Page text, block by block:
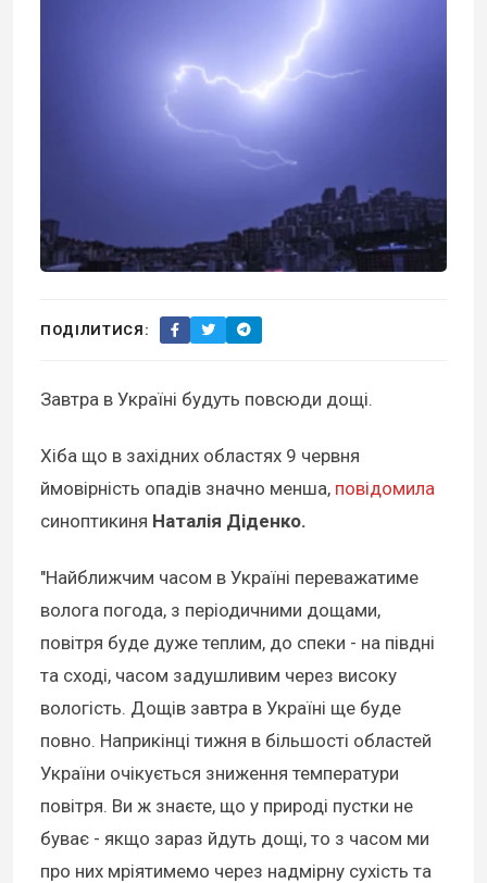
ПОДІЛИТИСЯ:
Завтра в Україні будуть повсюди дощі.
Хіба що в західних областях 9 червня
ймовірність опадів значно менша, повідомила
синоптикиня Наталія Діденко.
"Найближчим часом в Україні переважатиме
волога погода, з періодичними дощами,
повітря буде дуже теплим, до спеки - на півдні
та сході, часом задушливим через високу
вологість. Дощів завтра в Україні ще буде
повно. Наприкінці тижня в більшості областей
України очікується зниження температури
повітря. Ви ж знаєте, що у природі пустки не
буває - якщо зараз йдуть дощі, то з часом ми
про них мріятимемо через надмірну сухість та